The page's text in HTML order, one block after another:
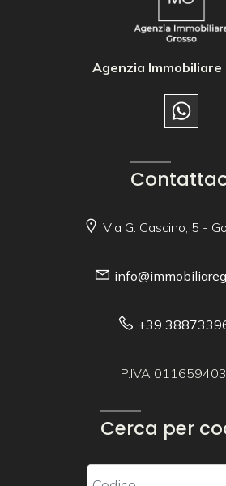
Agenzia Immobiliare
Via G. Cascino, 5 -
+39
P.IVA
Cerca per